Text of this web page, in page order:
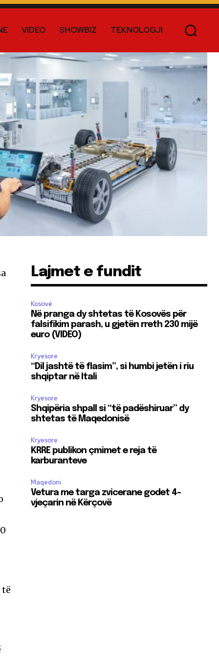
VIDEO SHOWBIZ TEKNOLOGJI
Lajmet e fundit
Kosovë
Në pranga dy shtetas të Kosovës për
falsifikim parash, u gjetën rreth 230 mijë
euro (VIDEO)
Kryesore
“Dil jashtë të flasim”, si humbi jetën i riu
shqiptar në Itali
Kryesore
Shqipëria shpall si “të padëshiruar” dy
shtetas të Maqedonisë
Kryesore
KRRE publikon çmimet e reja të
karburanteve
Maqedoni
Vetura me targa zvicerane godet 4-
vjeçarin në Kërçovë